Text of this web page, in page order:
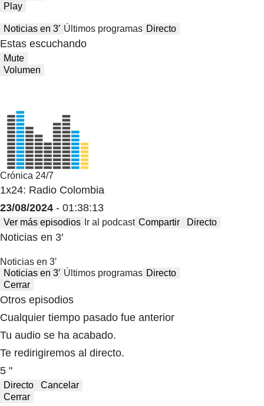
Play
Noticias en 3′ Últimos programas Directo
Estas escuchando
Mute
Volumen
Crónica 24/7
1x24: Radio Colombia
23/08/2024 - 01:38:13
Ver más episodios Ir al podcast Compartir Directo
Noticias en 3′
Noticias en 3′
Noticias en 3′ Últimos programas Directo
Cerrar
Otros episodios
Cualquier tiempo pasado fue anterior
Tu audio se ha acabado.
Te redirigiremos al directo.
5 "
Directo
Cancelar
Cerrar